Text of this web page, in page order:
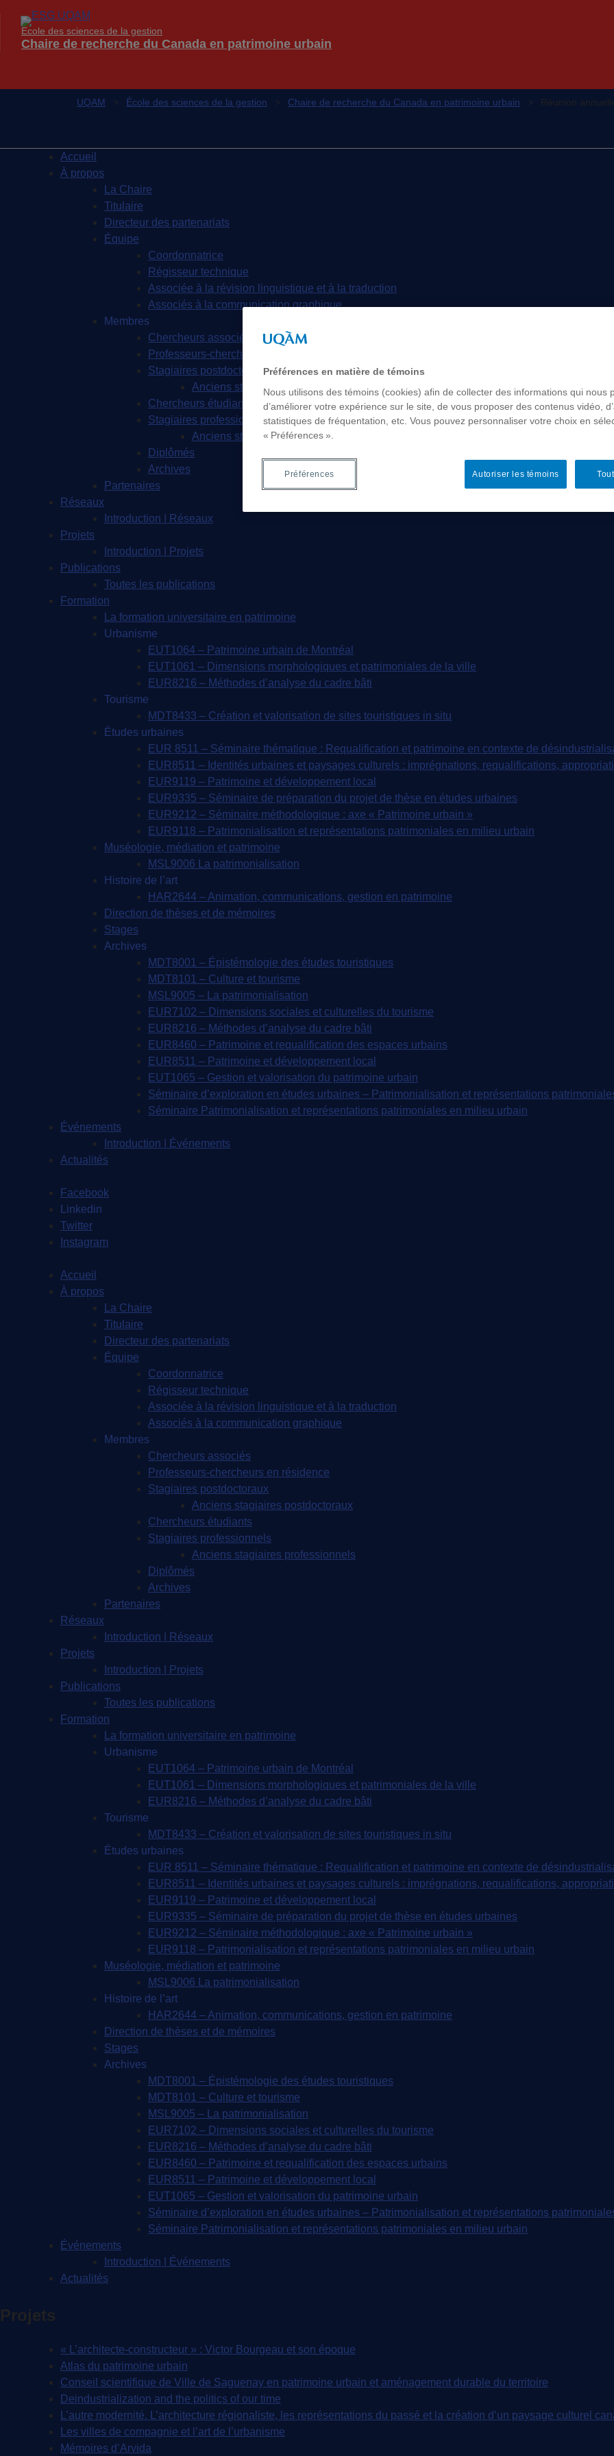
École des sciences de la gestion
Chaire de recherche du Canada en patrimoine urbain
UQAM École des sciences de la gestion Chaire de recherche du Canada en patrimoine urbain Réunion
Accueil
À propos
La Chaire
Titulaire
Directeur des partenariats
Équipe
Coordonnatrice
Régisseur technique
Associée à la révision linguistique et à la traduction
Associés à la communication graphique
Membres
Chercheurs associés
Professeurs-chercheurs en résidence
Stagiaires postdoctoraux
Anciens stagiaires postdoctoraux
Chercheurs étudiants
Stagiaires professionnels
Anciens stagiaires professionnels
Diplômés
Archives
Partenaires
Réseaux
Introduction | Réseaux
Projets
Introduction | Projets
Publications
Toutes les publications
Formation
La formation universitaire en patrimoine
Urbanisme
EUT1064 – Patrimoine urbain de Montréal
EUT1061 – Dimensions morphologiques et patrimoniales de la ville
EUR8216 – Méthodes d’analyse du cadre bâti
Tourisme
MDT8433 – Création et valorisation de sites touristiques in situ
Études urbaines
EUR 8511 – Séminaire thématique : Requalification et patrimoine en contexte de
EUR8511 – Identités urbaines et paysages culturels : imprégnations, requalifications,
EUR9119 – Patrimoine et développement local
EUR9335 – Séminaire de préparation du projet de thèse en études urbaines
EUR9212 – Séminaire méthodologique : axe « Patrimoine urbain »
EUR9118 – Patrimonialisation et représentations patrimoniales en milieu urbain
Muséologie, médiation et patrimoine
MSL9006 La patrimonialisation
Histoire de l’art
HAR2644 – Animation, communications, gestion en patrimoine
Direction de thèses et de mémoires
Stages
Archives
MDT8001 – Épistémologie des études touristiques
MDT8101 – Culture et tourisme
MSL9005 – La patrimonialisation
EUR7102 – Dimensions sociales et culturelles du tourisme
EUR8216 – Méthodes d’analyse du cadre bâti
EUR8460 – Patrimoine et requalification des espaces urbains
EUR8511 – Patrimoine et développement local
EUT1065 – Gestion et valorisation du patrimoine urbain
Séminaire d’exploration en études urbaines – Patrimonialisation et représentations
Séminaire Patrimonialisation et représentations patrimoniales en milieu urbain
Événements
Introduction | Événements
Actualités
Facebook
Linkedin
Twitter
Instagram
Accueil
À propos
La Chaire
Titulaire
Directeur des partenariats
Équipe
Coordonnatrice
Régisseur technique
Associée à la révision linguistique et à la traduction
Associés à la communication graphique
Membres
Chercheurs associés
Professeurs-chercheurs en résidence
Stagiaires postdoctoraux
Anciens stagiaires postdoctoraux
Chercheurs étudiants
Stagiaires professionnels
Anciens stagiaires professionnels
Diplômés
Archives
Partenaires
Réseaux
Introduction | Réseaux
Projets
Introduction | Projets
Publications
Toutes les publications
Formation
La formation universitaire en patrimoine
Urbanisme
EUT1064 – Patrimoine urbain de Montréal
EUT1061 – Dimensions morphologiques et patrimoniales de la ville
EUR8216 – Méthodes d’analyse du cadre bâti
Tourisme
MDT8433 – Création et valorisation de sites touristiques in situ
Études urbaines
EUR 8511 – Séminaire thématique : Requalification et patrimoine en contexte de
EUR8511 – Identités urbaines et paysages culturels : imprégnations, requalifications,
EUR9119 – Patrimoine et développement local
EUR9335 – Séminaire de préparation du projet de thèse en études urbaines
EUR9212 – Séminaire méthodologique : axe « Patrimoine urbain »
EUR9118 – Patrimonialisation et représentations patrimoniales en milieu urbain
Muséologie, médiation et patrimoine
MSL9006 La patrimonialisation
Histoire de l’art
HAR2644 – Animation, communications, gestion en patrimoine
Direction de thèses et de mémoires
Stages
Archives
MDT8001 – Épistémologie des études touristiques
MDT8101 – Culture et tourisme
MSL9005 – La patrimonialisation
EUR7102 – Dimensions sociales et culturelles du tourisme
EUR8216 – Méthodes d’analyse du cadre bâti
EUR8460 – Patrimoine et requalification des espaces urbains
EUR8511 – Patrimoine et développement local
EUT1065 – Gestion et valorisation du patrimoine urbain
Séminaire d’exploration en études urbaines – Patrimonialisation et représentations
Séminaire Patrimonialisation et représentations patrimoniales en milieu urbain
Événements
Introduction | Événements
Actualités
Projets
« L’architecte-constructeur » : Victor Bourgeau et son époque
Atlas du patrimoine urbain
Conseil scientifique de Ville de Saguenay en patrimoine urbain et aménagement durable du territoire
Deindustrialization and the politics of our time
L’autre modernité. L’architecture régionaliste, les représentations du passé et la création d’un paysage culturel
Les villes de compagnie et l’art de l’urbanisme
Mémoires d’Arvida
Préférences en matière de témoins
Nous utilisons des témoins (cookies) afin de collecter des informations qui nous
d’améliorer votre expérience sur le site, de vous proposer des contenus vidéo,
statistiques de fréquentation, etc. Vous pouvez personnaliser votre choix en
« Préférences ».
Autoriser les témoins
Préférences